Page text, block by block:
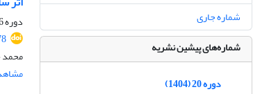
دوره 16، شماره 31، شهریور 1400، صفحه
محمد
شماره جاری
شماره‌های پیشین نشریه
دوره 20 (1404)